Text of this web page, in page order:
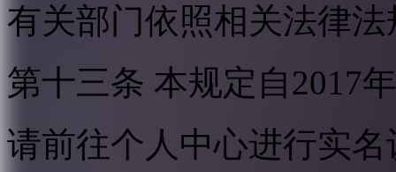
有关部门依照相关法律
第十三条 本规定自2017
请前往个人中心进行实名